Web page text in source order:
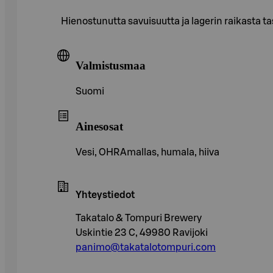
Hienostunutta savuisuutta ja lagerin raikasta
Valmistusmaa
Suomi
Ainesosat
Vesi, OHRAmallas, humala, hiiva
Yhteystiedot
Takatalo & Tompuri Brewery
Uskintie 23 C, 49980 Ravijoki
panimo@takatalotompuri.com